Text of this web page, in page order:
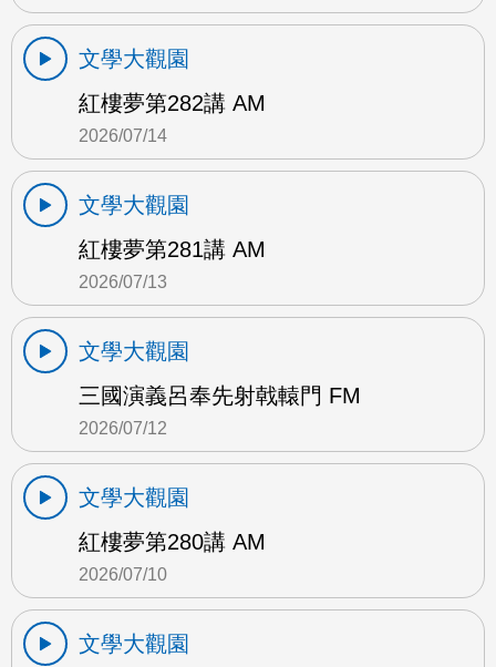
文學大觀園
紅樓夢第282講 AM
2026/07/14
文學大觀園
紅樓夢第281講 AM
2026/07/13
文學大觀園
三國演義呂奉先射戟轅門 FM
2026/07/12
文學大觀園
紅樓夢第280講 AM
2026/07/10
文學大觀園